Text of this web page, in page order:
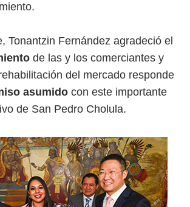
Tonantzin Fernández agradeció el
de las y los comerciantes y
del mercado responde
asumido con este importante
de San Pedro Cholula.